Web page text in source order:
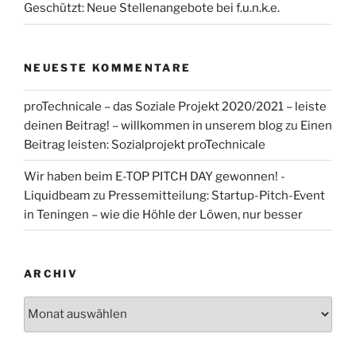
Geschützt: Neue Stellenangebote bei f.u.n.k.e.
NEUESTE KOMMENTARE
proTechnicale – das Soziale Projekt 2020/2021 – leiste
deinen Beitrag! – willkommen in unserem blogzu Einen
Beitrag leisten: Sozialprojekt proTechnicale
Wir haben beim E-TOP PITCH DAY gewonnen! -
Liquidbeam zu Pressemitteilung: Startup-Pitch-Event
in Teningen – wie die Höhle der Löwen, nur besser
ARCHIV